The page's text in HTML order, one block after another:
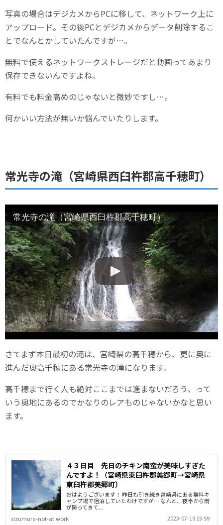
写真の場合はデジカメからPCに移して、ネットワーク上に
アップロード。その後PCとデジカメからデータ削除するこ
とでなんとかしていたんですが…。
無料で使えるネットワークストレージだと動画ってあまり
保存できないんですよね。
有料でも料金高めのじゃないと微妙ですし…。
何かいい方法が無いか悩んでいたりします。
常光寺の滝（宮崎県西臼杵郡高千穂町）
常光寺の滝（宮崎県西臼杵郡高千穂町）
さてまず本日最初の滝は、宮崎県の高千穂から、更に奥に
進んだ奥高千穂にある常光寺の滝になります。
高千穂まで行く人も絶対ここまでは進まないだろう、って
いう奥地にあるのでかなりのレアものじゃないかなと思い
ます。
４３日目 先日のチキン南蛮が美味しすぎた
んですよ！（宮崎県東臼杵郡美郷町→宮崎県
東臼杵郡美郷町）
おはようございます！ 昨日も引き続き宮崎県にある無料キ
ャンプ場で宿泊していたわけですが… なんと、夜半から雨
が降ってきて...
sizumura-not-at.work
2023-07-19 23:59